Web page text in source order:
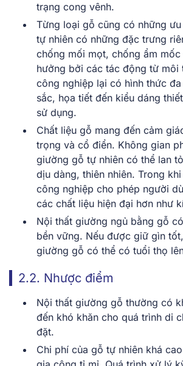
trạng cong vênh.
Từng loại gỗ cũng có những
tự nhiên có những đặc trưng
chống mối mọt, chống ẩm
hưởng bởi các tác động từ môi
công nghiệp lại có hình thức
sắc, họa tiết đến kiểu dáng
sử dụng.
Chất liệu gỗ mang đến cảm
trọng và cổ điển. Không gian
giường gỗ tự nhiên có thể lan
dịu dàng, thiên nhiên. Trong
công nghiệp cho phép người
các chất liệu hiện đại hơn như
Nội thất giường ngủ bằng gỗ
bền vững. Nếu được giữ gìn
giường gỗ có thể có tuổi thọ
2.2. Nhược điểm
Nội thất giường gỗ thường có
đến khó khăn cho quá trình di
đặt.
Chi phí của gỗ tự nhiên khá